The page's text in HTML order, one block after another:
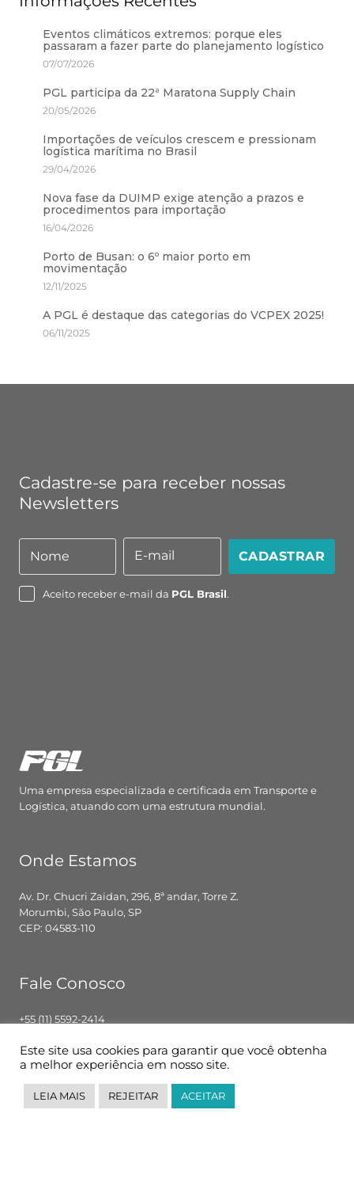
Eventos climáticos extremos: porque eles
passaram a fazer parte do planejamento logístico
07/07/2026
PGL participa da 22ª Maratona Supply Chain
20/05/2026
Importações de veículos crescem e pressionam
logística marítima no Brasil
29/04/2026
Nova fase da DUIMP exige atenção a prazos e
procedimentos para importação
16/04/2026
Porto de Busan: o 6º maior porto em
movimentação
12/11/2025
A PGL é destaque das categorias do VCPEX 2025!
06/11/2025
Cadastre-se para receber nossas
Newsletters
Nome
Nome
mail
E-mail CADASTRAR
Aceito receber e-mail da PGL Brasil.
Uma empresa especializada e certificada em Transporte e
Logística, atuando com uma estrutura mundial.
Onde Estamos
Av. Dr. Chucri Zaidan, 296, 8ª andar, Torre Z.
Morumbi, São Paulo, SP
CEP: 04583-110
Fale Conosco
+55 (11) 5592-2414
Segunda – Sexta: 8h00 – 18h00
Siga-nos
Este site usa cookies para garantir que você obtenha
a melhor experiência em nosso site.
LEIA MAIS REJEITAR ACEITAR